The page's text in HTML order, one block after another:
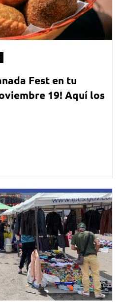
Fest en tu
19! Aquí los